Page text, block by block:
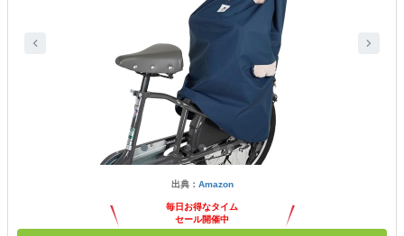
出典： Amazon
毎日お得なタイム
セール開催中